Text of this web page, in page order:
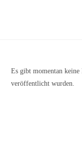
Es gibt momentan
veröffentlicht wurden.